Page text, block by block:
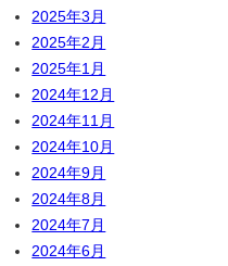
2025年3月
2025年2月
2025年1月
2024年12月
2024年11月
2024年10月
2024年9月
2024年8月
2024年7月
2024年6月